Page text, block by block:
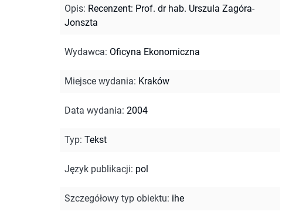
Opis: Recenzent: Prof. dr hab. Urszula Zagóra-
Jonszta
Wydawca: Oficyna Ekonomiczna
Miejsce wydania: Kraków
Data wydania: 2004
Typ: Tekst
Język publikacji: pol
Szczegółowy typ obiektu: ihe